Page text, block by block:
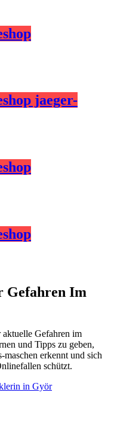
jaeger-
Gefahren Im
aktuelle Gefahren im
und Tipps zu geben,
maschen erkennt und sich
schützt.
in Györ